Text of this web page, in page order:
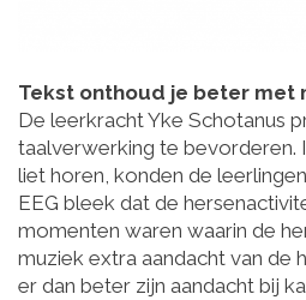
Tekst onthoud je beter met
De leerkracht Yke Schotanus
taalverwerking te bevorderen.
liet horen, konden de
EEG bleek dat de
momenten waren waarin de
muziek extra aandacht van
er dan beter zijn aandacht bij